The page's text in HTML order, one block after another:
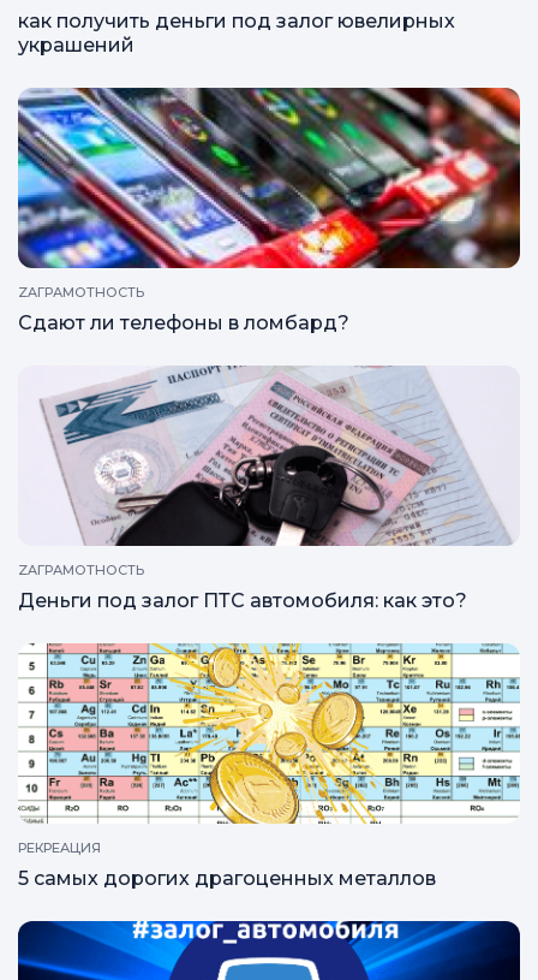
как получить деньги под залог ювелирных
украшений
ZAГРАМОТНОСТЬ
Сдают ли телефоны в ломбард?
ZAГРАМОТНОСТЬ
Деньги под залог ПТС автомобиля: как это?
РЕКРЕАЦИЯ
5 самых дорогих драгоценных металлов